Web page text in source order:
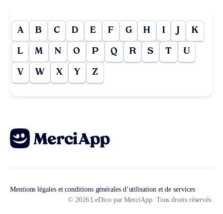
A B C D E F G H I J K
L M N O P Q R S T U
V W X Y Z
Mentions légales et conditions générales d’utilisation et de services
© 2026 LeDico par MerciApp. Tous droits réservés.